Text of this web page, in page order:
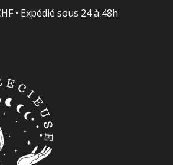
• Expédié sous 24 à 48h